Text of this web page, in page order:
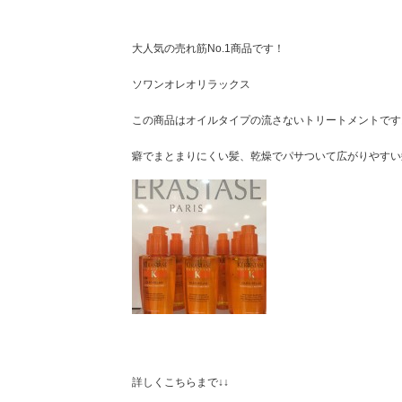
大人気の売れ筋No.1商品です！
ソワンオレオリラックス
この商品はオイルタイプの流さないトリートメントです
癖でまとまりにくい髪、乾燥でパサついて広がりやす
詳しくこちらまで↓↓